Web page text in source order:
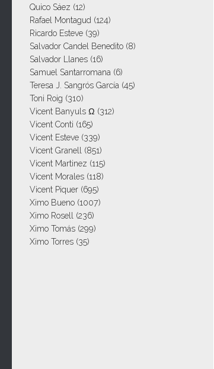
Quico Sáez (12)
Rafael Montagud (124)
Ricardo Esteve (39)
Salvador Candel Benedito (8)
Salvador Llanes (16)
Samuel Santarromana (6)
Teresa J. Sangrós García (45)
Toni Roig (310)
Vicent Banyuls Ω (312)
Vicent Conti (165)
Vicent Esteve (339)
Vicent Granell (851)
Vicent Martinez (115)
Vicent Morales (118)
Vicent Piquer (695)
Ximo Bueno (1007)
Ximo Rosell (236)
Ximo Tomás (299)
Ximo Torres (35)